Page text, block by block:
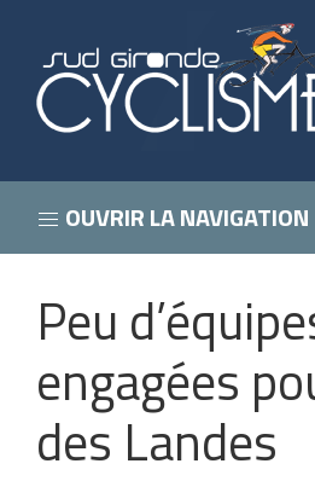
OUVRIR LA NAVIGATION
Peu
engagées
des Landes